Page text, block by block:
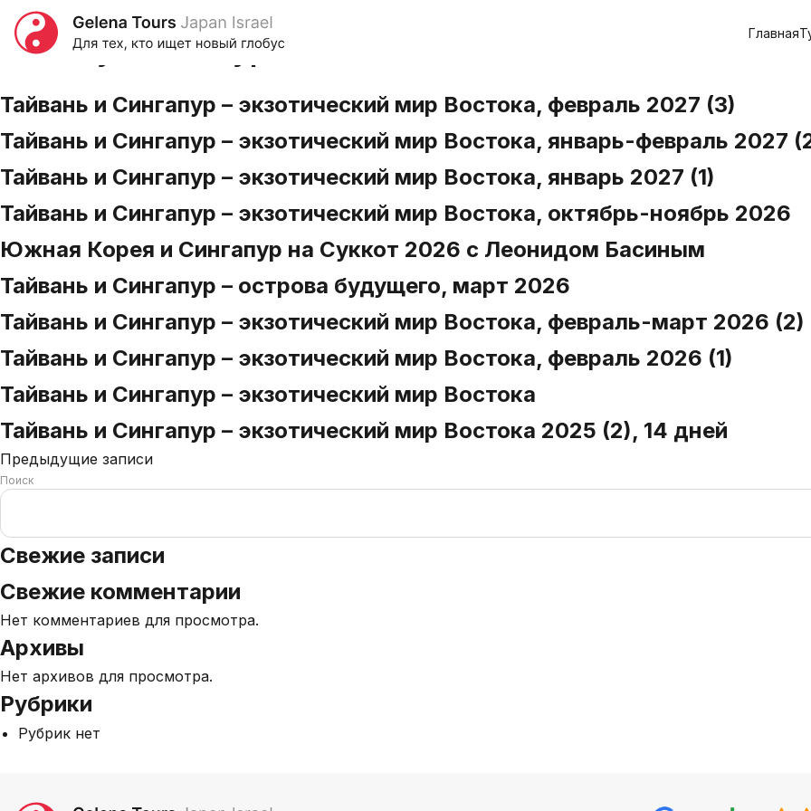
Главная
Country:Сингапур
Тайвань и Сингапур – экзотический мир Востока, февраль 2027 (3)
Тайвань и Сингапур – экзотический мир Востока, январь-февраль 2027
Тайвань и Сингапур – экзотический мир Востока, январь 2027 (1)
Тайвань и Сингапур – экзотический мир Востока, октябрь-ноябрь 2026
Южная Корея и Сингапур на Суккот 2026 с Леонидом Басиным
Тайвань и Сингапур – острова будущего, март 2026
Тайвань и Сингапур – экзотический мир Востока, февраль-март 2026 (2)
Тайвань и Сингапур – экзотический мир Востока, февраль 2026 (1)
Тайвань и Сингапур – экзотический мир Востока
Тайвань и Сингапур – экзотический мир Востока 2025 (2), 14 дней
Навигация
по
записям
Предыдущие записи
Поиск
Свежие записи
Свежие комментарии
Нет комментариев для просмотра.
Архивы
Нет архивов для просмотра.
Рубрики
Рубрик нет